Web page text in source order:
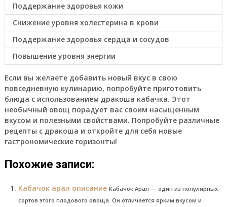
Поддержание здоровья кожи
Снижение уровня холестерина в крови
Поддержание здоровья сердца и сосудов
Повышение уровня энергии
Если вы желаете добавить новый вкус в свою
повседневную кулинарию, попробуйте приготовить
блюда с использованием дракоша кабачка. Этот
необычный овощ порадует вас своим насыщенным
вкусом и полезными свойствами. Попробуйте различные
рецепты с дракоша и откройте для себя новые
гастрономические горизонты!
Похожие записи:
Кабачок арал описание Кабачок Арал — один из популярных
сортов этого плодового овоща. Он отличается ярким вкусом и